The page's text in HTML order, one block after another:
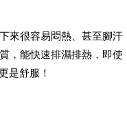
來很容易悶熱、甚至腳汗
，能快速排濕排熱，即使
是舒服！